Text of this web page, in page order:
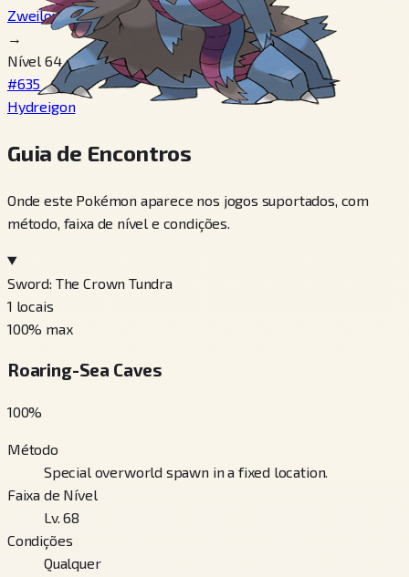
Zweilous
→
Nível 64
#635
Hydreigon
Guia de Encontros
Onde este Pokémon aparece nos jogos suportados, com
método, faixa de nível e condições.
Sword: The Crown Tundra
1 locais
100% max
Roaring-Sea Caves
100%
Método
Special overworld spawn in a fixed location.
Faixa de Nível
Lv. 68
Condições
Qualquer